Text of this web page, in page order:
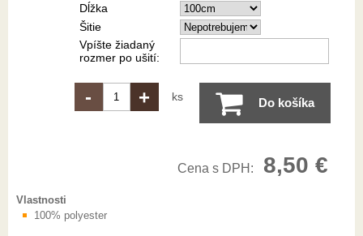
Dĺžka
Šitie
Vpíšte žiadaný
rozmer po ušití:
- + ks Do košíka
Cena s DPH: 8,50 €
Vlastnosti
100% polyester